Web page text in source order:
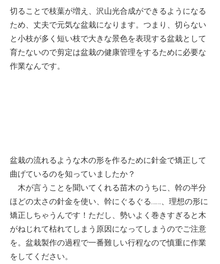
切ることで枝葉が増え、沢山光合成ができるようになる
ため、丈夫で元気な盆栽になります。つまり、切らない
と小枝が多く短い枝で大きな景色を表現する盆栽として
育たないので剪定は盆栽の健康管理をするために必要な
作業なんです。
盆栽の流れるような木の形を作るために針金で矯正して
曲げているのを知っていましたか？
木が言うことを聞いてくれる苗木のうちに、幹の半分
ほどの太さの針金を使い、幹にぐるぐる……、理想の形に
矯正しちゃうんです！ただし、勢いよく巻きすぎると木
がねじれて枯れてしまう原因になってしまうのでご注意
を。盆栽製作の過程で一番難しい行程なので慎重に作業
をしてください。